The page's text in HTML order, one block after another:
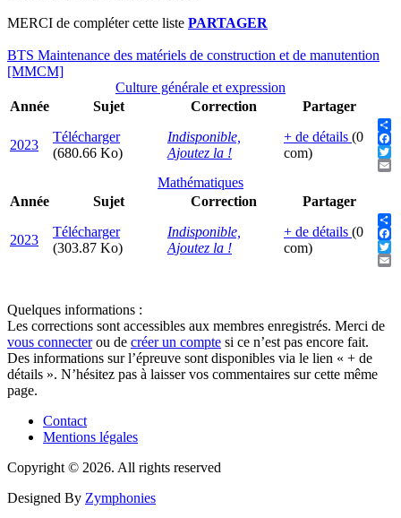
MERCI de compléter cette liste PARTAGER
BTS Maintenance des matériels de construction et de manutention
[MMCM]
Culture générale et expression
Année
Sujet Correction Partager
2023
Télécharger
(680.66 Ko)
Indisponible,
Ajoutez la !
+ de détails (0
com)
Mathématiques
Année
Sujet Correction Partager
2023
Télécharger
(303.87 Ko)
Indisponible,
Ajoutez la !
+ de détails (0
com)
Quelques informations :
Les corrections sont accessibles aux membres enregistrés. Merci de
vous connecterou de créer un compte si ce n’est pas encore fait.
Des informations sur l’épreuve sont disponibles via le lien « + de
détails ». N’hésitez pas à laisser vos commentaires sur cette même
page.
Menu
Pied
de
Contact
Mentions légales
Copyright © 2026. All rights reserved
Designed By Zymphonies